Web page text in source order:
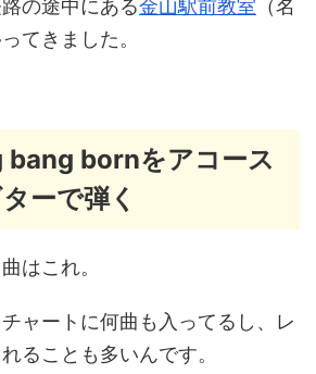
の途中にある金山駅前教室 （名
てきました。
bornをアコース
ーで弾く
はこれ。
ャートに何曲も入ってるし、レ
ることも多いんです。